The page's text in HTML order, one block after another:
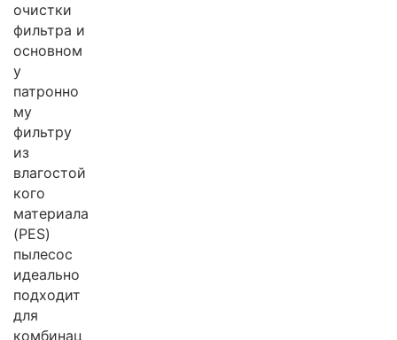
очистки
фильтра и
основном
у
патронно
му
фильтру
из
влагостой
кого
материала
(PES)
пылесос
идеально
подходит
для
комбинац